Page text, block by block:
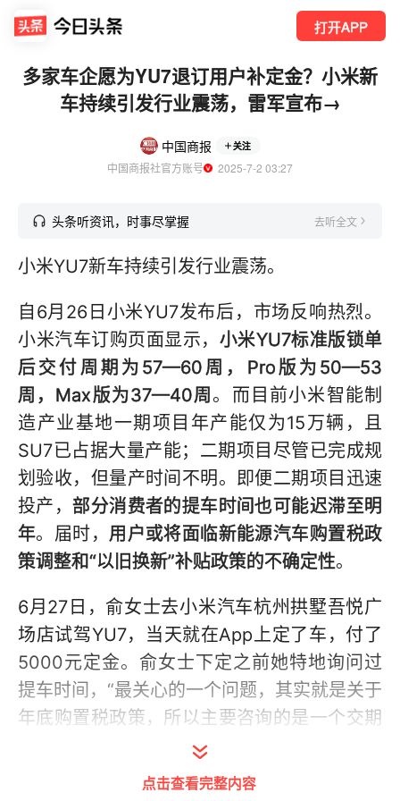
打开APP
多家车企愿为YU7退订用户补定金？小米新
车持续引发行业震荡，雷军宣布→
中国商报 关注
中国商报社官方账号
  2025-7-2 03:27
头条听资讯，时事尽掌握 去听全文
小米YU7新车持续引发行业震荡。
自6月26日小米YU7发布后，市场反响热烈。
小米汽车订购页面显示， 小米YU7标准版锁单
后交付周期为57—60周，Pro版为50—53
周，Max版为37—40周 。而目前小米智能制
造产业基地一期项目年产能仅为15万辆，且
SU7已占据大量产能；二期项目尽管已完成规
划验收，但量产时间不明。即便二期项目迅速
投产，部分消费者的提车时间也可能迟滞至明
年。届时， 用户或将面临新能源汽车购置税政
策调整和“以旧换新”补贴政策的不确定性。
6月27日，俞女士去小米汽车杭州拱墅吾悦广
场店试驾YU7，当天就在App上定了车，付了
5000元定金。俞女士下定之前她特地询问过
提车时间，“最关心的一个问题，其实就是关于
年底购置税政策，所以主要咨询的是一个交期
问题，销售人员给了非常具体的回答，年底提
车没有问题，80%—90%的概率。”
点击查看完整内容